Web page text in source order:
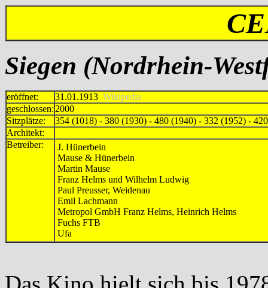
Siegen (Nordrhein-
eröffnet: 31.01.1913 Wikipedia
geschlossen: 2000
Sitzplätze:
354 (1018) - 380 (1930) - 480 (1940) - 332 (1952) -
Architekt:
Betreiber:
J. Hünerbein
Mause & Hünerbein
Martin Mause
Franz Helms und Wilhelm Ludwig
Paul Preusser, Weidenau
Emil Lachmann
Metropol GmbH Franz Helms, Heinrich Helms
Fuchs FTB
Ufa